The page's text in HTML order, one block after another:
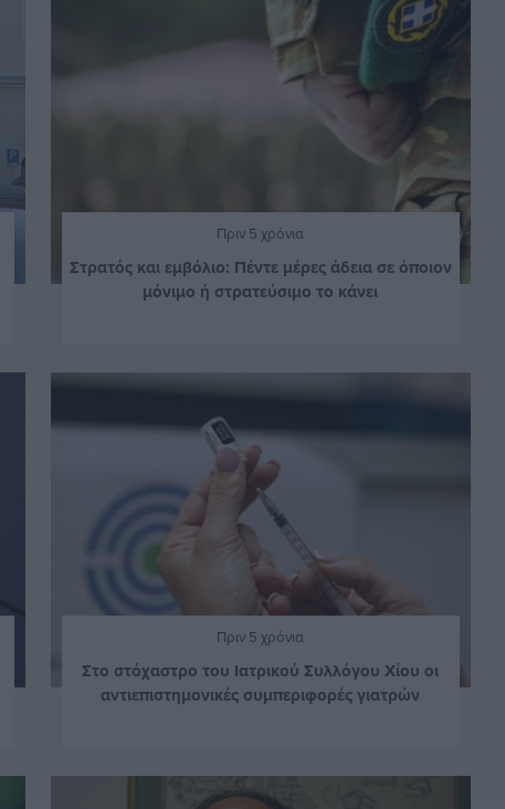
Πριν 5 χρόνια
Στρατός και εμβόλιο: Πέντε μέρες άδεια σε όποιον
μόνιμο ή στρατεύσιμο το κάνει
Πριν 5 χρόνια
Στο στόχαστρο του Ιατρικού Συλλόγου Χίου οι
αντιεπιστημονικές συμπεριφορές γιατρών